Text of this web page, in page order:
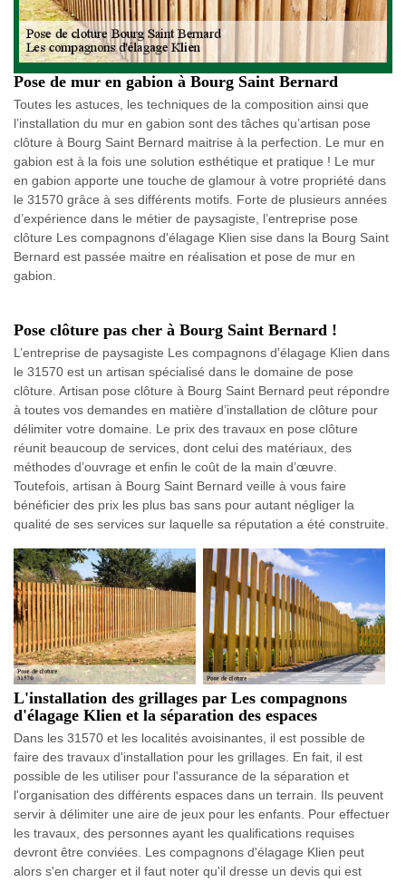
Pose de mur en gabion à Bourg Saint Bernard
Toutes les astuces, les techniques de la composition ainsi que
l’installation du mur en gabion sont des tâches qu’artisan pose
clôture à Bourg Saint Bernard maitrise à la perfection. Le mur en
gabion est à la fois une solution esthétique et pratique ! Le mur
en gabion apporte une touche de glamour à votre propriété dans
le 31570 grâce à ses différents motifs. Forte de plusieurs années
d’expérience dans le métier de paysagiste, l’entreprise pose
clôture Les compagnons d'élagage Klien sise dans la Bourg Saint
Bernard est passée maitre en réalisation et pose de mur en
gabion.
Pose clôture pas cher à Bourg Saint Bernard !
L’entreprise de paysagiste Les compagnons d'élagage Klien dans
le 31570 est un artisan spécialisé dans le domaine de pose
clôture. Artisan pose clôture à Bourg Saint Bernard peut répondre
à toutes vos demandes en matière d’installation de clôture pour
délimiter votre domaine. Le prix des travaux en pose clôture
réunit beaucoup de services, dont celui des matériaux, des
méthodes d’ouvrage et enfin le coût de la main d’œuvre.
Toutefois, artisan à Bourg Saint Bernard veille à vous faire
bénéficier des prix les plus bas sans pour autant négliger la
qualité de ses services sur laquelle sa réputation a été construite.
L'installation des grillages par Les compagnons
d'élagage Klien et la séparation des espaces
Dans les 31570 et les localités avoisinantes, il est possible de
faire des travaux d'installation pour les grillages. En fait, il est
possible de les utiliser pour l'assurance de la séparation et
l'organisation des différents espaces dans un terrain. Ils peuvent
servir à délimiter une aire de jeux pour les enfants. Pour effectuer
les travaux, des personnes ayant les qualifications requises
devront être conviées. Les compagnons d'élagage Klien peut
alors s'en charger et il faut noter qu'il dresse un devis qui est